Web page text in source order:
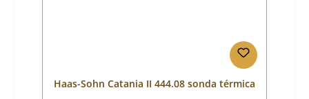
Haas-Sohn Catania II 444.08 sonda térmica